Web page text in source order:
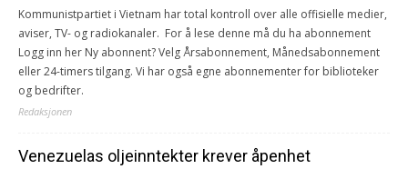
Kommunistpartiet i Vietnam har total kontroll over alle offisielle medier,
aviser, TV- og radiokanaler. For å lese denne må du ha abonnement
Logg inn her Ny abonnent? Velg Årsabonnement, Månedsabonnement
eller 24-timers tilgang. Vi har også egne abonnementer for biblioteker
og bedrifter.
Redaksjonen
Venezuelas oljeinntekter krever åpenhet